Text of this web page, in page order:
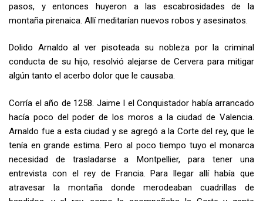
pasos, y entonces huyeron a las escabrosidades de la
montaña pi­renaica. Allí meditarían nuevos robos y asesinatos.
Dolido Arnaldo al ver pisoteada su nobleza por la criminal
conducta de su hijo, resolvió alejarse de Cervera para mitigar
algún tanto el acerbo dolor que le causaba.
Corría el año de 1258. Jaime I el Conquistador había arrancado
hacía poco del poder de los moros a la ciudad de Valencia.
Arnaldo fue a esta ciudad y se agregó a la Corte del rey, que le
tenía en grande estima. Pero al poco tiempo tuyo el monarca
necesidad de trasladarse a Montpellier, para tener una
entrevista con el rey de Francia. Para llegar allí había que
atravesar la montaña donde merodeaban cuadrillas de